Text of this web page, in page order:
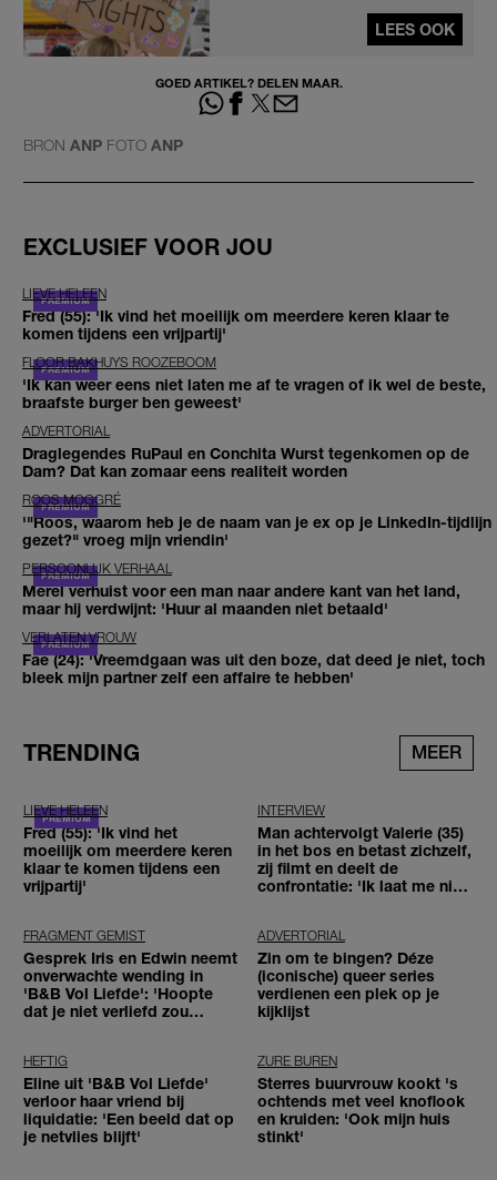
LEES OOK
GOED ARTIKEL? DELEN MAAR.
BRON ANP FOTO ANP
EXCLUSIEF VOOR JOU
LIEVE HELEEN
Fred (55): 'Ik vind het moeilijk om meerdere keren klaar te
komen tijdens een vrijpartij'
FLOOR BAKHUYS ROOZEBOOM
'Ik kan weer eens niet laten me af te vragen of ik wel de beste,
braafste burger ben geweest'
ADVERTORIAL
Draglegendes RuPaul en Conchita Wurst tegenkomen op de
Dam? Dat kan zomaar eens realiteit worden
ROOS MOGGRÉ
'"Roos, waarom heb je de naam van je ex op je LinkedIn-tijdlijn
gezet?" vroeg mijn vriendin'
PERSOONLIJK VERHAAL
Merel verhuist voor een man naar andere kant van het land,
maar hij verdwijnt: 'Huur al maanden niet betaald'
VERLATEN VROUW
Fae (24): 'Vreemdgaan was uit den boze, dat deed je niet, toch
bleek mijn partner zelf een affaire te hebben'
TRENDING MEER
LIEVE HELEEN
Fred (55): 'Ik vind het
moeilijk om meerdere keren
klaar te komen tijdens een
vrijpartij'
INTERVIEW
Man achtervolgt Valerie (35)
in het bos en betast zichzelf,
zij filmt en deelt de
confrontatie: 'Ik laat me niet
FRAGMENT GEMIST
Gesprek Iris en Edwin neemt
onverwachte wending in
'B&B Vol Liefde': 'Hoopte
dat je niet verliefd zou
ADVERTORIAL
Zin om te bingen? Déze
(iconische) queer series
verdienen een plek op je
kijklijst
HEFTIG
Eline uit 'B&B Vol Liefde'
verloor haar vriend bij
liquidatie: 'Een beeld dat op
je netvlies blijft'
ZURE BUREN
Sterres buurvrouw kookt 's
ochtends met veel knoflook
en kruiden: 'Ook mijn huis
stinkt'